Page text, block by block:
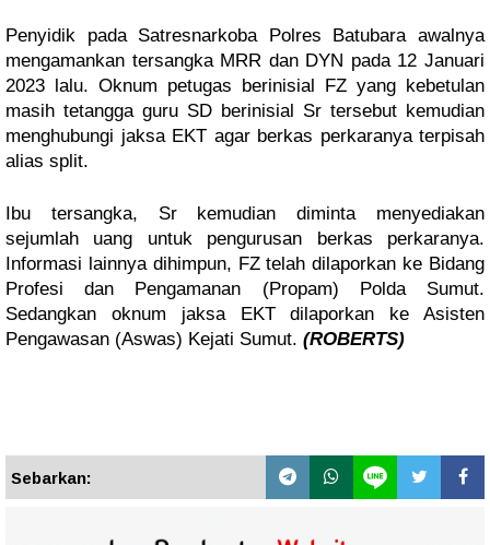
Penyidik pada Satresnarkoba Polres Batubara awalnya
mengamankan tersangka MRR dan DYN pada 12 Januari
2023 lalu. Oknum petugas berinisial FZ yang kebetulan
masih tetangga guru SD berinisial Sr tersebut kemudian
menghubungi jaksa EKT agar berkas perkaranya terpisah
alias split.
Ibu tersangka, Sr kemudian diminta menyediakan
sejumlah uang untuk pengurusan berkas perkaranya.
Informasi lainnya dihimpun, FZ telah dilaporkan ke Bidang
Profesi dan Pengamanan (Propam) Polda Sumut.
Sedangkan oknum jaksa EKT dilaporkan ke Asisten
Pengawasan (Aswas) Kejati Sumut. (ROBERTS)
Sebarkan: